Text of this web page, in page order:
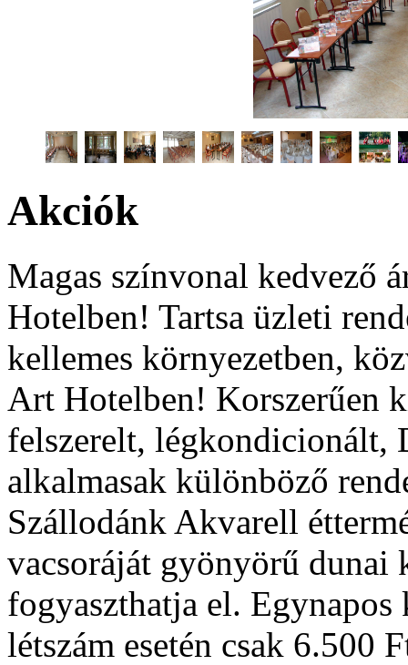
Akciók
Magas színvonal kedvező
Hotelben! Tartsa üzleti
kellemes környezetben,
Art Hotelben! Korszerűen
felszerelt, légkondicionált,
alkalmasak különböző
Szállodánk Akvarell
vacsoráját gyönyörű dunai
fogyaszthatja el.
létszám esetén csak 6.500